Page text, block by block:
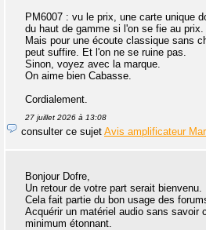
PM6007 : vu le prix, une carte unique
du haut de gamme si l'on se fie au prix.
Mais pour une écoute classique sans
peut suffire. Et l'on ne se ruine pas.
Sinon, voyez avec la marque.
On aime bien Cabasse.
Cordialement.
27 juillet 2026 à 13:08
consulter ce sujet Avis amplificateur
Bonjour Dofre,
Un retour de votre part serait bienvenu.
Cela fait partie du bon usage des
Acquérir un matériel audio sans savoir
minimum étonnant.